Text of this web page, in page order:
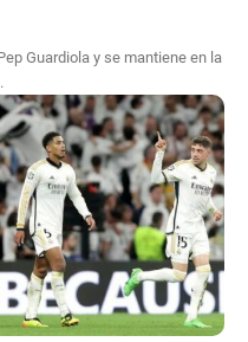
Guardiola y se mantiene en la